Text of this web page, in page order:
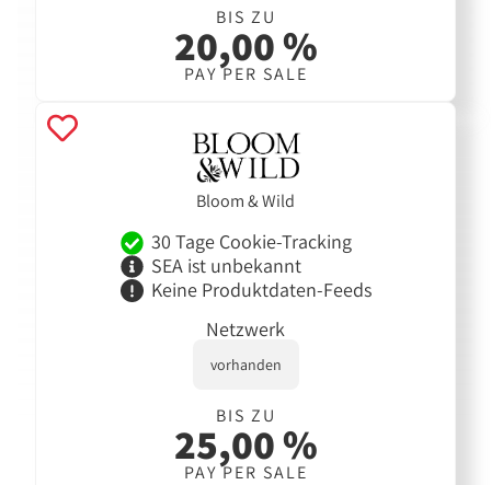
BIS ZU
20,00 %
PAY PER SALE
Bloom & Wild
30 Tage Cookie-Tracking
SEA ist unbekannt
Keine Produktdaten-Feeds
Netzwerk
vorhanden
BIS ZU
25,00 %
PAY PER SALE